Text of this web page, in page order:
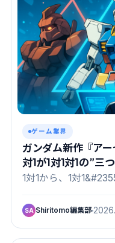
ゲーム業界
ガンダム新作『ア
対1が1対1対1の”三
1対1から、1対
SA Shiritomo編集部